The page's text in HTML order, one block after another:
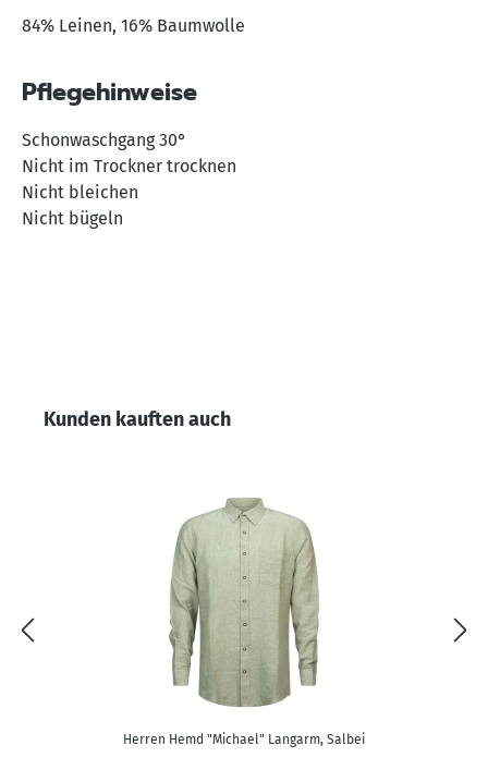
84% Leinen, 16% Baumwolle
Pflegehinweise
Schonwaschgang 30°
Nicht im Trockner trocknen
Nicht bleichen
Nicht bügeln
Produktgalerie überspringen
Kunden kauften auch
Herren Hemd "Michael" Langarm, Salbei